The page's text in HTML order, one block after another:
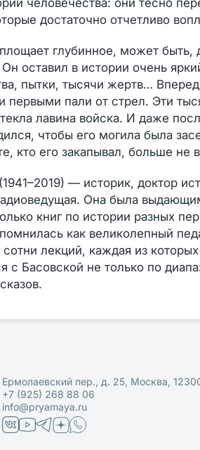
человечества: они тесно
достаточно отчетливо
глубинное, может
оставил в истории очень
пытки, тысячи жертв…
первыми пали от стрел. Эти
лавина войска. И даже
чтобы его могила была
кто его закапывал, больше не
(1941–2019) — историк, доктор
Она была
книг по истории разных
как великолепный
сотни лекций, каждая из
с Басовской не только по
Ермолаевский пер., д. 25, Москва,
+7 (925) 268 88 06
info@pryamaya.ru